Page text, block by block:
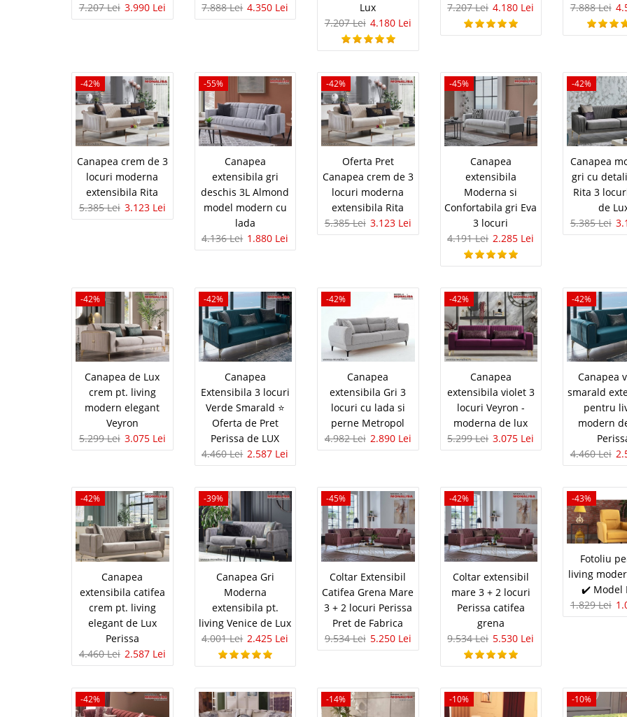
Canapea Catifea Roz Extensibila Dolce
Gold de Lux 3 Locuri DLC Pret Oferta
Oferta pret Canapele Catifea Roz Pudra extensibile DLC eleganta de Lux –
Dolce Gold Oferta de preț canapea roz pudra Dolce Gold, simbolul luxului
accesibil. Fabricată în Turcia de gigantul Boydak, această canapea
extensibila din catifea pre..
Compara
7.888
In Stoc
Vezi
Adauga la
-42%
Canapea Chesterfield Albastra ⭐
Confort si Design Elegant pt. living
Dolce de Lux
aceasta canapea albastru inchis pe stil chesterfield, un simbol al elegantei
reinterpretate intr-o variant..
Compara
7.207
Pret Redus
In Stoc
-42%
Canapea crem catifea Chester living
Modern Dolce de Lux 3 Locuri
Canapele de Lux moderne chesterfield extensibile sau fixe si fotolii catifea
crem – picioare auriu – Dolce Stilul New Chester al canapelelor Dolce de lux
reinventeaza fabulosul stil chesterfield recunoscut in intreaga lume pentru
eleganta si finetea sa. ..
Compara
7.207
In Stoc
Vezi
Adauga la
-42%
Canapea Extensibila Roz pudra Dolce
gold Catifea de Lux 3 Locuri DLC
Canapea roz extensibila sau fixa catifea roz pudra prafuit DLC eleganta de
Lux, disponibile intr-o nuanta de roz pudrat, cu un finisaj din catifea
luxuriant..
Compara
7.888
Pret Redus
In Stoc
Vezi
-42%
Canapea crem de 3 locuri moderna
5.385
7.207 Lei 3.990 Lei
7.888 Lei 4.350 Lei
Lux
7.207 Lei 4.180 Lei
7.207 Lei 4.180 Lei
7.888 Lei
-42%
Canapea crem de 3
locuri moderna
extensibila Rita
5.385 Lei 3.123 Lei
-55%
Canapea
extensibila gri
deschis 3L Almond
model modern cu
lada
4.136 Lei 1.880 Lei
-42%
Oferta Pret
Canapea crem de 3
locuri moderna
extensibila Rita
5.385 Lei 3.123 Lei
-45%
Canapea
extensibila
Moderna si
Confortabila gri Eva
3 locuri
4.191 Lei 2.285 Lei
-42%
Canapea
gri cu
Rita 3
de
5.385 Lei
-42%
Canapea de Lux
crem pt. living
modern elegant
Veyron
5.299 Lei 3.075 Lei
-42%
Canapea
Extensibila 3 locuri
Verde Smarald ⭐
Oferta de Pret
Perissa de LUX
4.460 Lei 2.587 Lei
-42%
Canapea
extensibila Gri 3
locuri cu lada si
perne Metropol
4.982 Lei 2.890 Lei
-42%
Canapea
extensibila violet 3
locuri Veyron -
moderna de lux
5.299 Lei 3.075 Lei
-42%
Canapea
smarald
pentru
modern
4.460 Lei
-42%
Canapea
extensibila catifea
crem pt. living
elegant de Lux
Perissa
4.460 Lei 2.587 Lei
-39%
Canapea Gri
Moderna
extensibila pt.
living Venice de Lux
4.001 Lei 2.425 Lei
-45%
Coltar Extensibil
Catifea Grena Mare
3 + 2 locuri Perissa
Pret de Fabrica
9.534 Lei 5.250 Lei
-42%
Coltar extensibil
mare 3 + 2 locuri
Perissa catifea
grena
9.534 Lei 5.530 Lei
-43%
Fotoliu
living
✔️ Model
1.829 Lei
-42% -14% -10% -10%